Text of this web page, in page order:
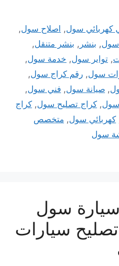
كهربائي سول, اصلاح سول,
سول, بنشر , بنشر متنقل,
, تواير سول, خدمة سول,
سول, رقم كراج سول,
, صيانة سول, فني سول,
سول, كراج تصليح سول, كراج
كهربائي سول, متخصص
سول
سيارة سول
69622745 تصليح سيارات